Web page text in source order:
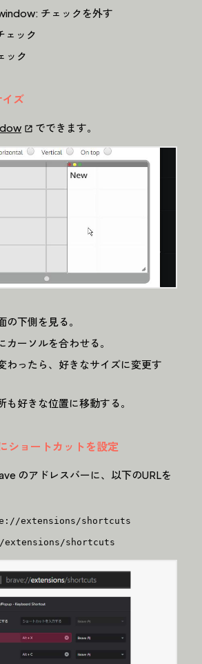
チェックを外す
ェック
ック
ズ
でできます。
下側を見る。
カーソルを合わせる。
わったら、好きなサイズに変更す
も好きな位置に移動する。
ョートカットを設定
のアドレスバーに、以下のURLを
extensions/shortcuts
extensions/shortcuts